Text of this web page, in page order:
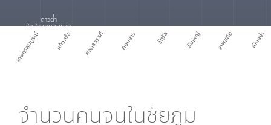
เกษตรสมบูรณ์ แก้งคร้อ คอนสวรรค์ คอนสาร จัตุรัส ซับใหญ่ เทพสถิต เนินสง่า
ดาวต่ำ
สัดส่วนคนจนมาก
จำนวนคนจนในชัยภูมิ